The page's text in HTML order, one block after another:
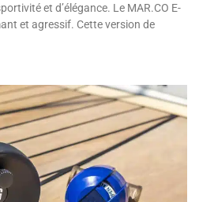
et d’élégance. Le MAR.CO E-
et agressif. Cette version de